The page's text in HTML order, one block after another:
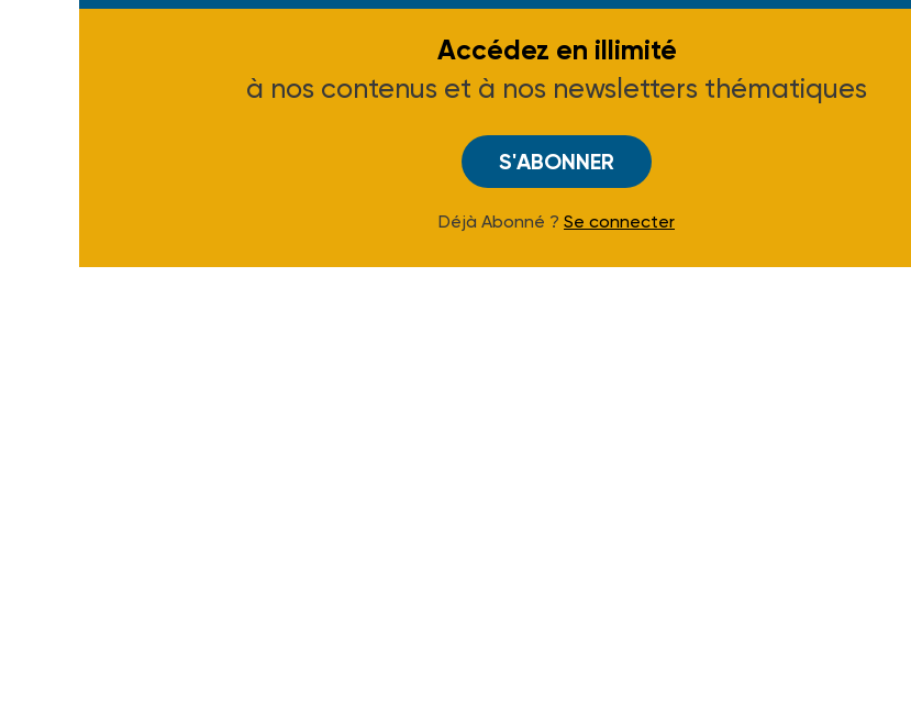
Accédez en illimité
à nos contenus et à nos newsletters thématiques
S'ABONNER
Déjà Abonné ? Se connecter